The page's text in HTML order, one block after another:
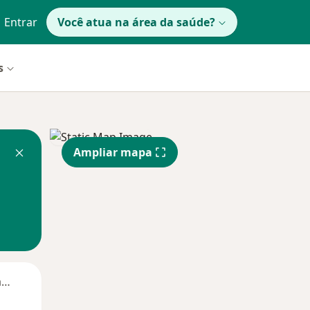
Entrar Você atua na área da saúde?
Segunda-feira
Ampliar mapa